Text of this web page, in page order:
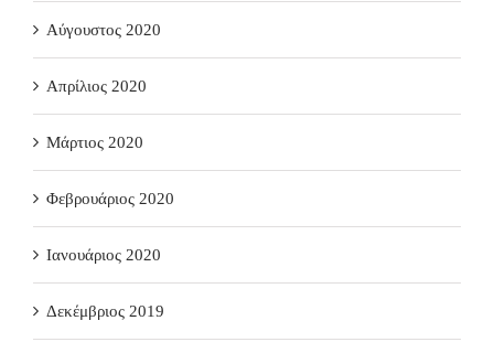
Αύγουστος 2020
Απρίλιος 2020
Μάρτιος 2020
Φεβρουάριος 2020
Ιανουάριος 2020
Δεκέμβριος 2019